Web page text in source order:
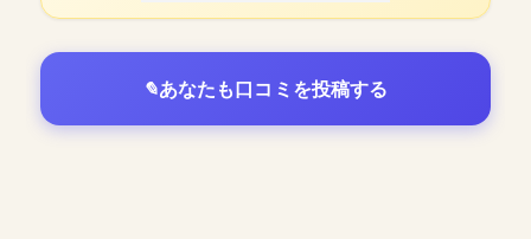
あなたも口コミを投稿する